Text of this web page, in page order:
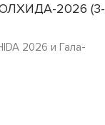
2026 (3-
2026 и Гала-